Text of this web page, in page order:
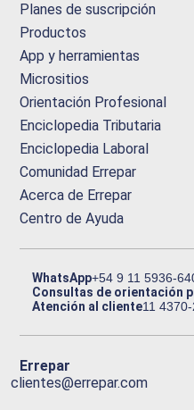
Planes de suscripción
Productos
App y herramientas
Micrositios
Orientación Profesional
Enciclopedia Tributaria
Enciclopedia Laboral
Comunidad Errepar
Acerca de Errepar
Centro de Ayuda
WhatsApp+54 9 11 5936-
Consultas de orientación
Atención al cliente11
Errepar
clientes@errepar.com